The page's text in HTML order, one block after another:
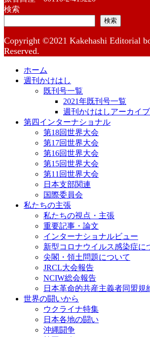
検索
検索
Copyright ©2021 Kakehashi Editorial
Reserved.
ホーム
週刊かけはし
既刊号一覧
2021年既刊号一覧
週刊かけはしアーカイ
第四インターナショナル
第18回世界大会
第17回世界大会
第16回世界大会
第15回世界大会
第11回世界大会
日本支部関連
国際委員会
私たちの主張
私たちの視点・主張
重要記事・論文
インターナショナルビュー
新型コロナウイルス感染症に
尖閣・領土問題について
JRCL大会報告
NCIW総会報告
日本革命的共産主義者同盟規
世界の闘いから
ウクライナ特集
日本各地の闘い
沖縄闘争